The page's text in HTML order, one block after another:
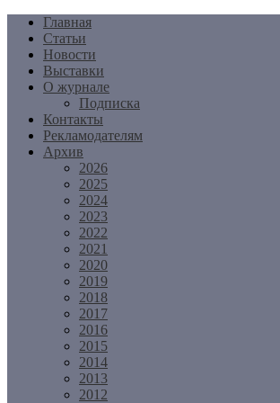
Перейти
содержимому
Главная
Статьи
Новости
Выставки
О журнале
Подписка
Контакты
Рекламодателям
Архив
2026
2025
2024
2023
2022
2021
2020
2019
2018
2017
2016
2015
2014
2013
2012